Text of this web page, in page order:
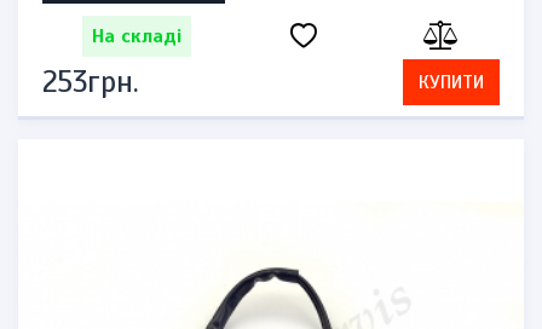
На складі
253грн. КУПИТИ